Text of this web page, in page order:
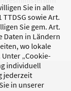
Sie in alle
sowie Art.
Sie gem. Art.
Daten in Ländern
wo lokale
„Cookie-
individuell
jederzeit
in unserer